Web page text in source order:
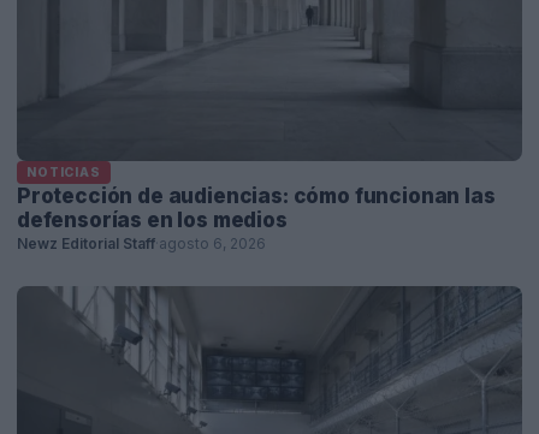
NOTICIAS
Protección de audiencias: cómo funcionan las
defensorías en los medios
Newz Editorial Staff agosto 6, 2026